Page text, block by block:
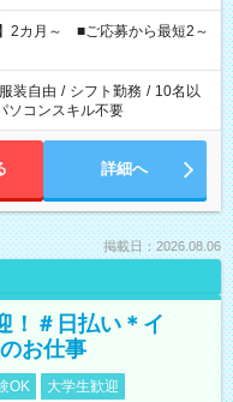
って夕飯の準備がしたい」
ど、ご希望を教えてください
合計で週40時間を超える場
2カ月～ ■ご応募から最短2～
服装自由 / シフト勤務 / 10名以
ソコンスキル不要
詳細へ
掲載日：2026.08.06
！＃日払い＊イ
お仕事
OK
大学生歓迎